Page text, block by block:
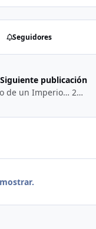
Seguidores
Siguiente publicación
El cinismo de un Imperio… 23/10/2’025…